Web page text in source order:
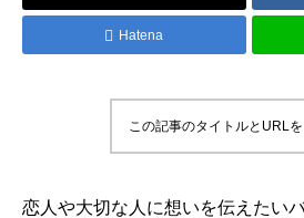
Hatena
この記事のタイトルとURL
恋人や大切な人に想いを伝えたい